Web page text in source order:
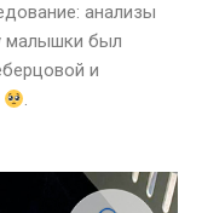
анализы
малышки был
и
.